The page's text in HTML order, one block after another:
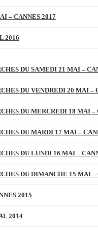
– CANNES 2017
2016
DU SAMEDI 21 MAI –
DU VENDREDI 20 MAI –
DU MERCREDI 18 MAI –
DU MARDI 17 MAI –
DU LUNDI 16 MAI –
DU DIMANCHE 15 MAI –
2015
2014